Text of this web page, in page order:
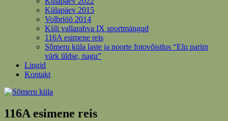
Külapäev 2015
Volbriöö 2014
Kiili vallarahva IX sportmängud
116A esimene reis
Sõmeru küla laste ja noorte fotovõistlus “Elu parim
värk üldse, nagu”
Lingid
Kontakt
116A esimene reis